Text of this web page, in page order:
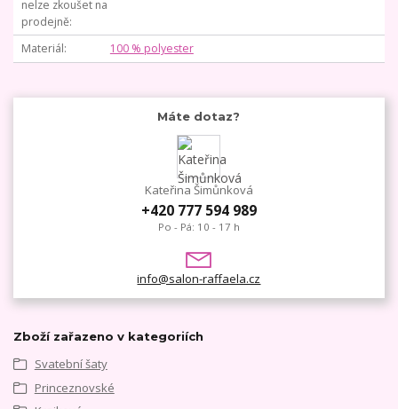
nelze zkoušet na
prodejně
Materiál 100 % polyester
Máte dotaz?
Kateřina Šimůnková
+420 777 594 989
Po - Pá: 10 - 17 h
info@salon-raffaela.cz
Zboží zařazeno v kategoriích
Svatební šaty
Princeznovské